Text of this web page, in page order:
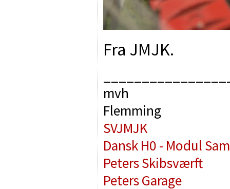
Fra JMJK.
mvh
Flemming
SVJMJK
Dansk H0 - Modul
Peters Skibsværft
Peters Garage